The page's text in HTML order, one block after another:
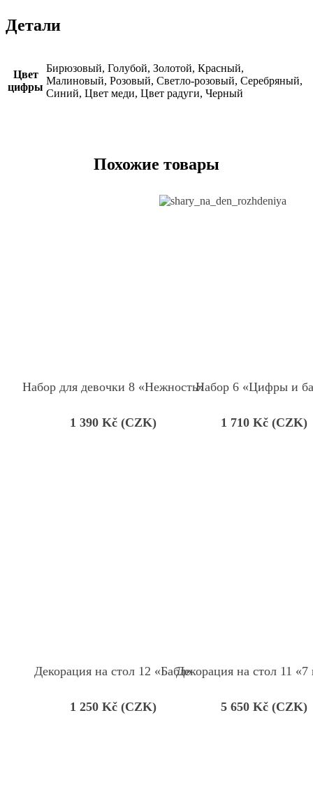
Детали
Цвет
цифры
Бирюзовый, Голубой, Золотой, Красный,
Малиновый, Розовый, Светло-розовый, Серебряный,
Синий, Цвет меди, Цвет радуги, Черный
Похожие товары
Набор для девочки 8 «Нежность»
1 390Kč (CZK)
Набор 6 «Цифры и
1 710Kč (CZK)
Декорация на стол 12 «Бабл»
1 250Kč (CZK)
Декорация на стол 11
5 650Kč (CZK)